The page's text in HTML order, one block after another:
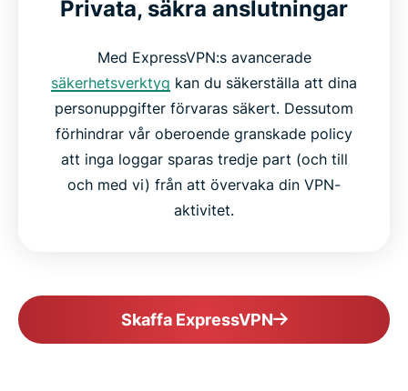
Privata, säkra anslutningar
Med ExpressVPN:s avancerade
säkerhetsverktyg kan du säkerställa att dina
personuppgifter förvaras säkert. Dessutom
förhindrar vår oberoende granskade policy
att inga loggar sparas tredje part (och till
och med vi) från att övervaka din VPN-
aktivitet.
Skaffa ExpressVPN